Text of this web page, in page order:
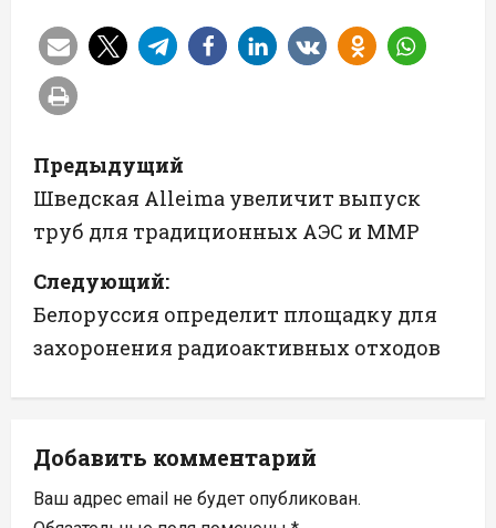
Н
а
в
и
г
а
и
Предыдущий
Шведская Alleima увеличит выпуск
труб для традиционных АЭС и ММР
Следующий:
Белоруссия определит площадку для
захоронения радиоактивных отходов
Добавить комментарий
Ваш адрес email не будет опубликован.